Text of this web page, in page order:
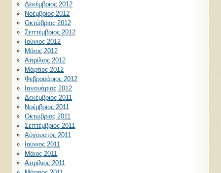
Δεκέμβριος 2012
Νοέμβριος 2012
Οκτώβριος 2012
Σεπτέμβριος 2012
Ιούνιος 2012
Μάιος 2012
Απρίλιος 2012
Μάρτιος 2012
Φεβρουάριος 2012
Ιανουάριος 2012
Δεκέμβριος 2011
Νοέμβριος 2011
Οκτώβριος 2011
Σεπτέμβριος 2011
Αύγουστος 2011
Ιούνιος 2011
Μάιος 2011
Απρίλιος 2011